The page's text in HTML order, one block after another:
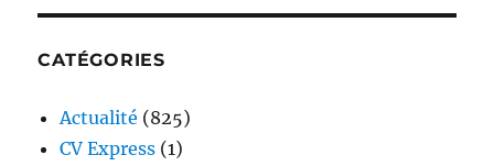
CATÉGORIES
Actualité (825)
CV Express (1)